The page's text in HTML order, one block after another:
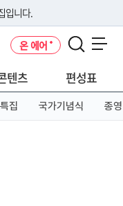
입니다.
용하고 있다면 아래 URL에
온 에어
텐츠 편성표
특집 국가기념식 종영